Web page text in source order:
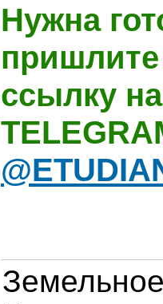
Нужна
ссылку